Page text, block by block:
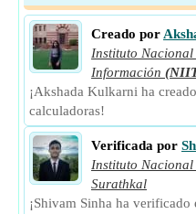
Creado por
Instituto Nacional
Información
¡Akshada Kulkarni ha
calculadoras!
Verificada por
Instituto Nacional
Surathkal
¡Shivam Sinha ha